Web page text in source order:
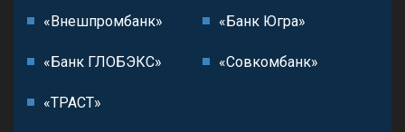
«Внешпромбанк» «Банк Югра»
«Банк ГЛОБЭКС» «Совкомбанк»
«ТРАСТ»